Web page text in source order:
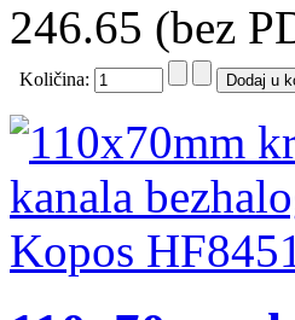
246.65 (bez
Količina: